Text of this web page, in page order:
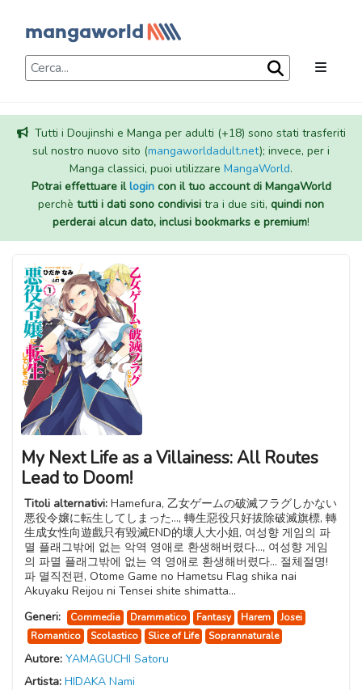
Tutti i Doujinshi e Manga per adulti (+18) sono stati trasferiti
sul nostro nuovo sito (mangaworldadult.net); invece, per i
Manga classici, puoi utilizzare MangaWorld.
Potrai effettuare illogincon il tuo account di MangaWorld
perchè tutti i dati sono condivisi tra i due siti, quindi non
perderai alcun dato, inclusi bookmarks e premium!
My Next Life as a Villainess: All Routes
Lead to Doom!
Titoli alternativi: Hamefura, 乙女ゲームの破滅フラグしかない
悪役令嬢に転生してしまった…, 轉生惡役只好拔除破滅旗標, 轉
生成女性向遊戲只有毀滅END的壞人大小姐, 여성향 게임의 파
멸 플래그밖에 없는 악역 영애로 환생해버렸다…, 여성향 게임
의 파멸 플래그밖에 없는 역 영애로 환생해버렸다... 절체절명!
파 멸직전편, Otome Game no Hametsu Flag shika nai
Akuyaku Reijou ni Tensei shite shimatta...
Generi:
Commedia Drammatico Fantasy Harem
Josei
Romantico
Scolastico Slice of Life Soprannaturale
Autore: YAMAGUCHI Satoru
Artista: HIDAKA Nami